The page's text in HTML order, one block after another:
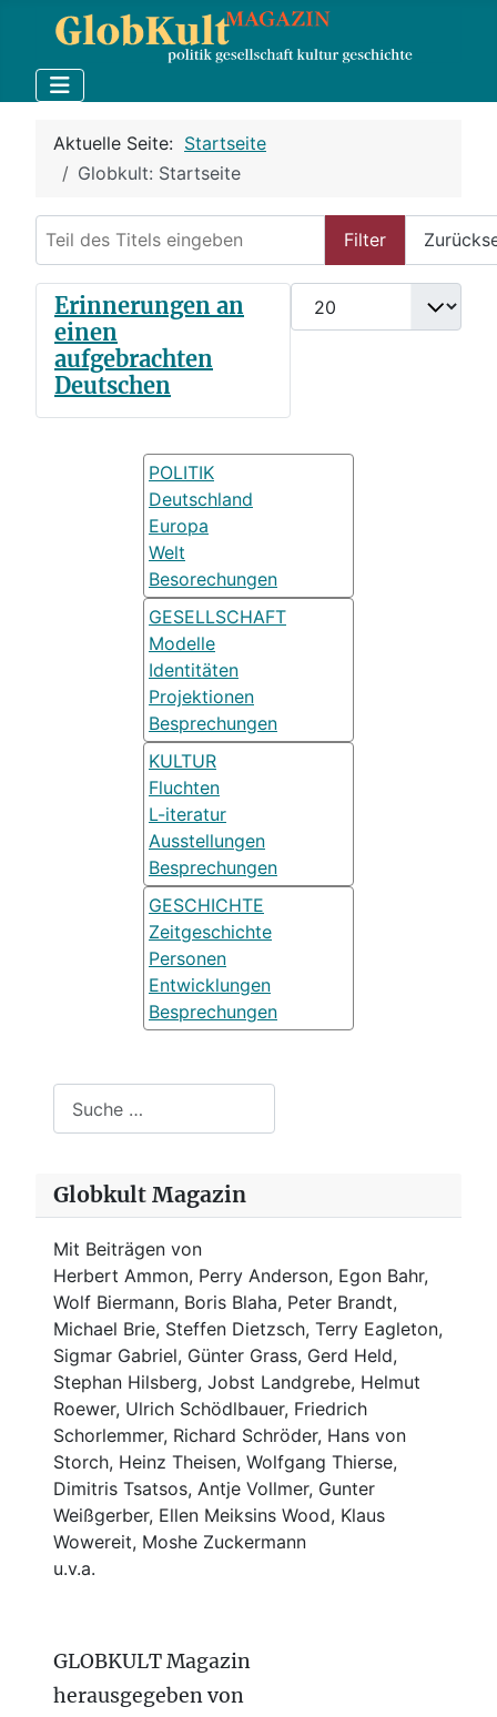
Aktuelle Seite: Startseite
Globkult: Startseite
Filter
Anzeige #
Erinnerungen an
einen
aufgebrachten
Deutschen
POLITIK
Deutschland
Europa
Welt
Besorechungen
GESELLSCHAFT
Modelle
Identitäten
Projektionen
Besprechungen
KULTUR
Fluchten
L-iteratur
Ausstellungen
Besprechungen
GESCHICHTE
Zeitgeschichte
Personen
Entwicklungen
Besprechungen
Globkult Magazin
Mit Beiträgen von
Herbert Ammon, Perry Anderson, Egon Bahr,
Wolf Biermann, Boris Blaha, Peter Brandt,
Michael Brie, Steffen Dietzsch, Terry Eagleton,
Sigmar Gabriel, Günter Grass, Gerd Held,
Stephan Hilsberg, Jobst Landgrebe, Helmut
Roewer, Ulrich Schödlbauer, Friedrich
Schorlemmer, Richard Schröder, Hans von
Storch, Heinz Theisen, Wolfgang Thierse,
Dimitris Tsatsos, Antje Vollmer, Gunter
Weißgerber, Ellen Meiksins Wood, Klaus
Wowereit, Moshe Zuckermann
u.v.a.
GLOBKULT Magazin
herausgegeben von